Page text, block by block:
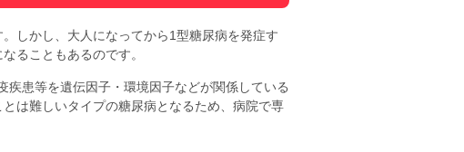
しかし、大人になってから1型糖尿病を発症す
ることもあるのです。
患等を遺伝因子・環境因子などが関係している
は難しいタイプの糖尿病となるため、病院で専